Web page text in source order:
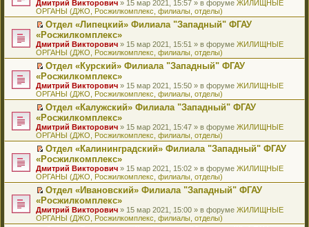
ю
б
щ
е
н
ю
м
у
с
о
б
щ
е
н
ю
т
а
н
н
м
у
с
о
б
щ
е
н
ю
п
р
о
ч
т
а
н
н
м
у
с
о
б
щ
е
н
ю
о
м
у
н
п
р
о
ч
т
а
н
н
м
у
с
о
б
щ
е
н
ю
к
п
е
р
о
м
у
н
п
р
о
ч
т
а
н
н
м
у
с
о
б
щ
р
е
й
т
к
п
е
р
о
м
у
н
п
р
о
ч
т
а
н
н
м
у
Дмитрий Викторович » 15 мар 2021, 15:57 » в форуме ЖИЛИЩНЫЕ
ОРГАНЫ (ДЖО, Росжилкомплекс, филиалы, отделы)
П
р
е
й
т
к
п
е
р
о
м
у
н
п
р
о
ч
т
а
Отдел «Липецкий» Филиала "Западный" ФГАУ
«Росжилкомплекс»
Дмитрий Викторович » 15 мар 2021, 15:51 » в форуме ЖИЛИЩНЫЕ
ОРГАНЫ (ДЖО, Росжилкомплекс, филиалы, отделы)
П
р
е
й
т
к
п
е
р
о
м
у
н
п
р
Отдел «Курский» Филиала "Западный" ФГАУ
«Росжилкомплекс»
Дмитрий Викторович » 15 мар 2021, 15:50 » в форуме ЖИЛИЩНЫЕ
ОРГАНЫ (ДЖО, Росжилкомплекс, филиалы, отделы)
П
р
е
й
т
к
п
е
р
о
м
Отдел «Калужский» Филиала "Западный" ФГАУ
«Росжилкомплекс»
Дмитрий Викторович » 15 мар 2021, 15:47 » в форуме ЖИЛИЩНЫЕ
ОРГАНЫ (ДЖО, Росжилкомплекс, филиалы, отделы)
П
р
е
й
т
к
п
Отдел «Калининградский» Филиала "Западный" ФГАУ
«Росжилкомплекс»
Дмитрий Викторович » 15 мар 2021, 15:02 » в форуме ЖИЛИЩНЫЕ
ОРГАНЫ (ДЖО, Росжилкомплекс, филиалы, отделы)
П
р
е
Отдел «Ивановский» Филиала "Западный" ФГАУ
«Росжилкомплекс»
Дмитрий Викторович » 15 мар 2021, 15:00 » в форуме ЖИЛИЩНЫЕ
ОРГАНЫ (ДЖО, Росжилкомплекс, филиалы, отделы)